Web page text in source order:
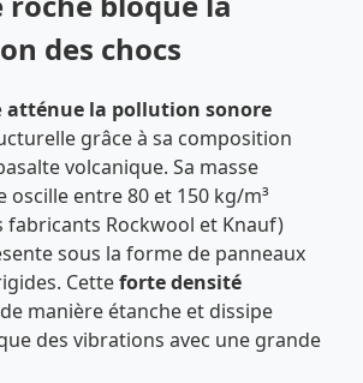
des chocs
atténue la pollution sonore
grâce à sa composition
volcanique. Sa masse
oscille entre 80 et 150 kg/m³
fabricants Rockwool et Knauf)
sous la forme de panneaux
Cetteforte densité
manière étanche et dissipe
des vibrations avec une grande